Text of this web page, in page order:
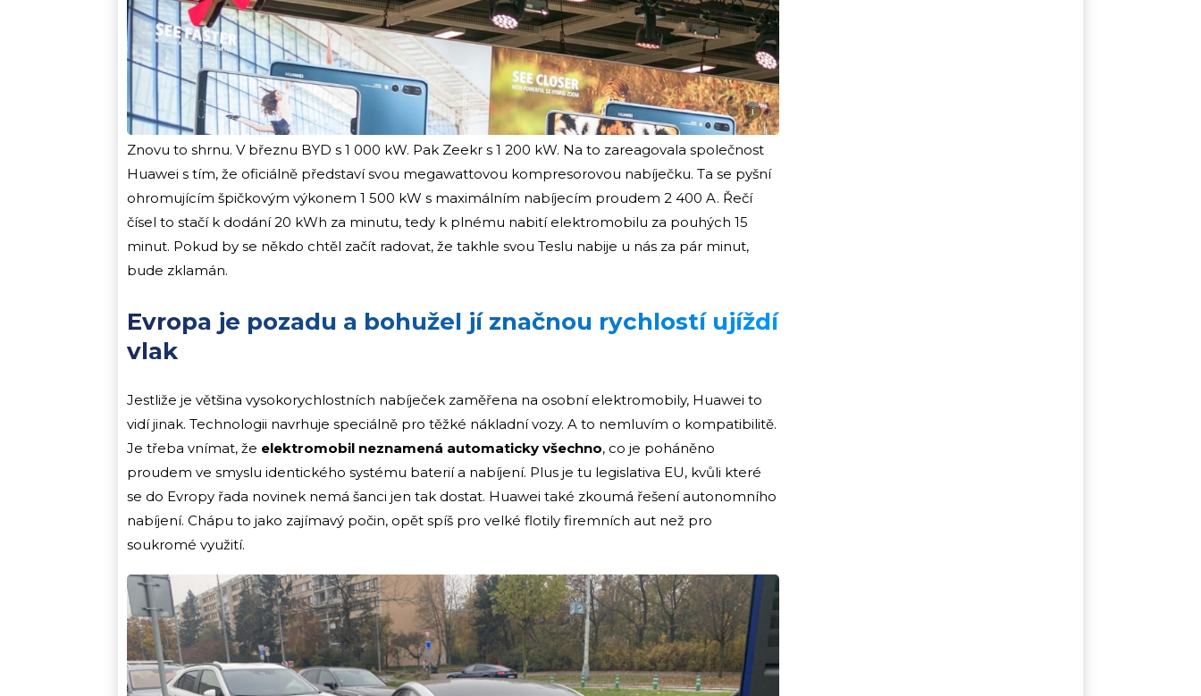
i
Znovu to shrnu. V březnu BYD s 1 000 kW. Pak Zeekr s 1 200 kW. Na to zareagovala společnost
Huawei s tím, že oficiálně představí svou megawattovou kompresorovou nabíječku. Ta se pyšní
ohromujícím špičkovým výkonem 1 500 kW s maximálním nabíjecím proudem 2 400 A. Řečí
čísel to stačí k dodání 20 kWh za minutu, tedy k plnému nabití elektromobilu za pouhých 15
minut. Pokud by se někdo chtěl začít radovat, že takhle svou Teslu nabije u nás za pár minut,
bude zklamán.
Evropa je pozadu a bohužel jí značnou rychlostí ujíždí
vlak
Jestliže je většina vysokorychlostních nabíječek zaměřena na osobní elektromobily, Huawei to
vidí jinak. Technologii navrhuje speciálně pro těžké nákladní vozy. A to nemluvím o kompatibilitě.
Je třeba vnímat, že elektromobil neznamená automaticky všechno, co je poháněno
proudem ve smyslu identického systému baterií a nabíjení. Plus je tu legislativa EU, kvůli které
se do Evropy řada novinek nemá šanci jen tak dostat. Huawei také zkoumá řešení autonomního
nabíjení. Chápu to jako zajímavý počin, opět spíš pro velké flotily firemních aut než pro
soukromé využití.